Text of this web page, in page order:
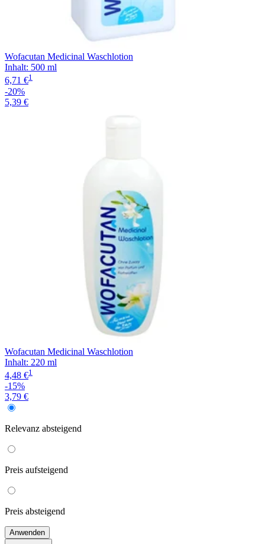
Wofacutan Medicinal Waschlotion
Inhalt: 500 ml
6,71 €1
-20%
5,39 €
Wofacutan Medicinal Waschlotion
Inhalt: 220 ml
4,48 €1
-15%
3,79 €
Relevanz absteigend
Preis aufsteigend
Preis absteigend
Anwenden